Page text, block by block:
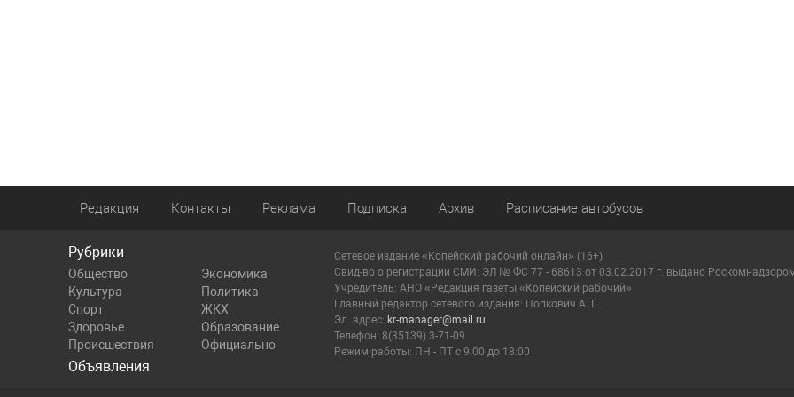
Редакция Контакты Реклама Подписка Архив Расписание автобусов
Рубрики
Общество
Экономика
Культура
Политика
Спорт
ЖКХ
Здоровье
Образование
Происшествия
Официально
Объявления
Сетевое издание «Копейский рабочий онлайн» (16+)
Cвид-во о регистрации СМИ: ЭЛ № ФС 77 - 68613 от 03.02.2017 г. выдано
Учредитель: АНО «Редакция газеты «Копейский рабочий»
Главный редактор сетевого издания: Попкович А. Г.
Эл. адрес: kr-manager@mail.ru
Телефон: 8(35139) 3-71-09
Режим работы: ПН - ПТ с 9:00 до 18:00